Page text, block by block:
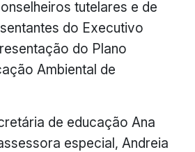
tutelares e de
do Executivo
do Plano
Ambiental de
de educação Ana
especial, Andreia